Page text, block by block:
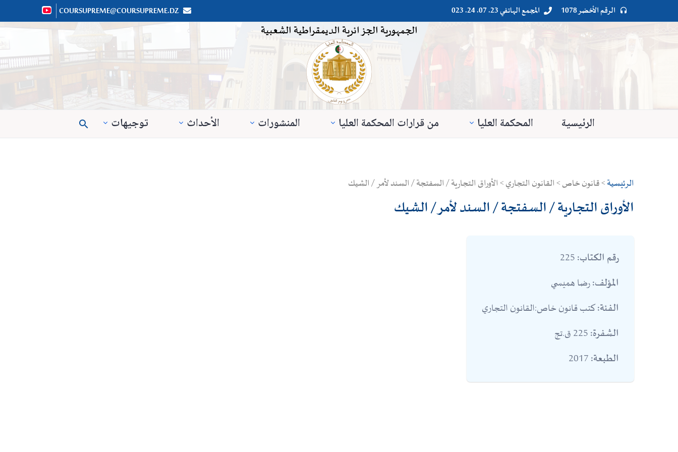

 الرقم الأخضر 1078 
 المجمع الهاتفي 23. 07. 24. 023 

COURSUPREME@COURSUPREME.DZ
الجمهورية الجزائرية الديمقراطية الشعبية
الرئيسية المحكمة العليا من قرارات المحكمة العليا المنشورات الأحداث توجيهات 
الرئيسية> قانون خاص > القانون التجاري > الأوراق التجارية / السفتجة / السند لأمر / الشيك
الأوراق التجارية / السفتجة / السند لأمر / الشيك
رقم الكتاب:
المؤلف:رضا هميسي
الفئة:كتب قانون خاص:القانون التجاري
الشفرة:
الطبعة: